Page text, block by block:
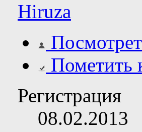
Hiruza
Пометить
Регистрация
08.02.2013